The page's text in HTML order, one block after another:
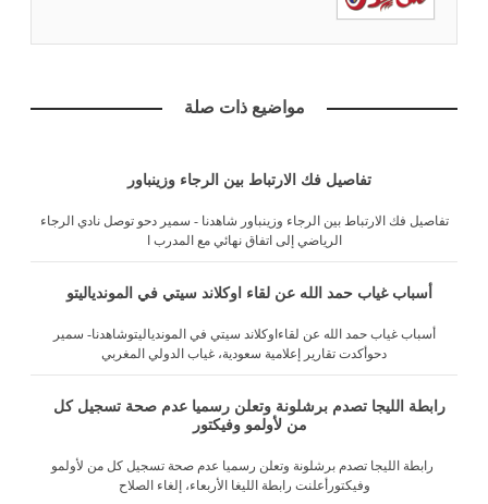
مواضيع ذات صلة
تفاصيل فك الارتباط بين الرجاء وزينباور
تفاصيل فك الارتباط بين الرجاء وزينباور شاهدنا - سمير دحو توصل نادي الرجاء
الرياضي إلى اتفاق نهائي مع المدرب ا
أسباب غياب حمد الله عن لقاء اوكلاند سيتي في الموندياليتو
أسباب غياب حمد الله عن لقاءاوكلاند سيتي في الموندياليتوشاهدنا- سمير
دحوأكدت تقارير إعلامية سعودية، غياب الدولي المغربي
رابطة الليجا تصدم برشلونة وتعلن رسميا عدم صحة تسجيل كل
من لأولمو وفيكتور
رابطة الليجا تصدم برشلونة وتعلن رسميا عدم صحة تسجيل كل من لأولمو
وفيكتورأعلنت رابطة الليغا الأربعاء، إلغاء الصلاح